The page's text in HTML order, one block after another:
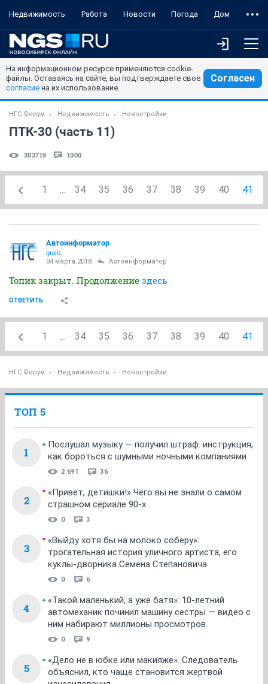
Недвижимость Работа Новости Погода Дом
На информационном ресурсе применяются cookie-
файлы. Оставаясь на сайте, вы подтверждаете свое
согласие на их использование.
Согласен
НГС.Форум Недвижимость Новостройки
ПТК-30 (часть 11)
303719 1000
1 ... 34 35 36 37 38 39 40 41
Автоинформатор
guru
04 марта 2018 Автоинформатор
Топик закрыт. Продолжение здесь
ОТВЕТИТЬ
1 ... 34 35 36 37 38 39 40 41
НГС.Форум Недвижимость Новостройки
ТОП 5
1
Послушал музыку — получил штраф: инструкция,
как бороться с шумными ночными компаниями
2 691 36
2
«Привет, детишки!» Чего вы не знали о самом
страшном сериале 90-х
0 3
3
«Выйду хотя бы на молоко соберу»:
трогательная история уличного артиста, его
куклы-дворника Семена Степановича
0 6
4
«Такой маленький, а уже батя»: 10-летний
автомеханик починил машину сестры — видео с
ним набирают миллионы просмотров
0 9
5
«Дело не в юбке или макияже». Следователь
объяснил, кто чаще становится жертвой